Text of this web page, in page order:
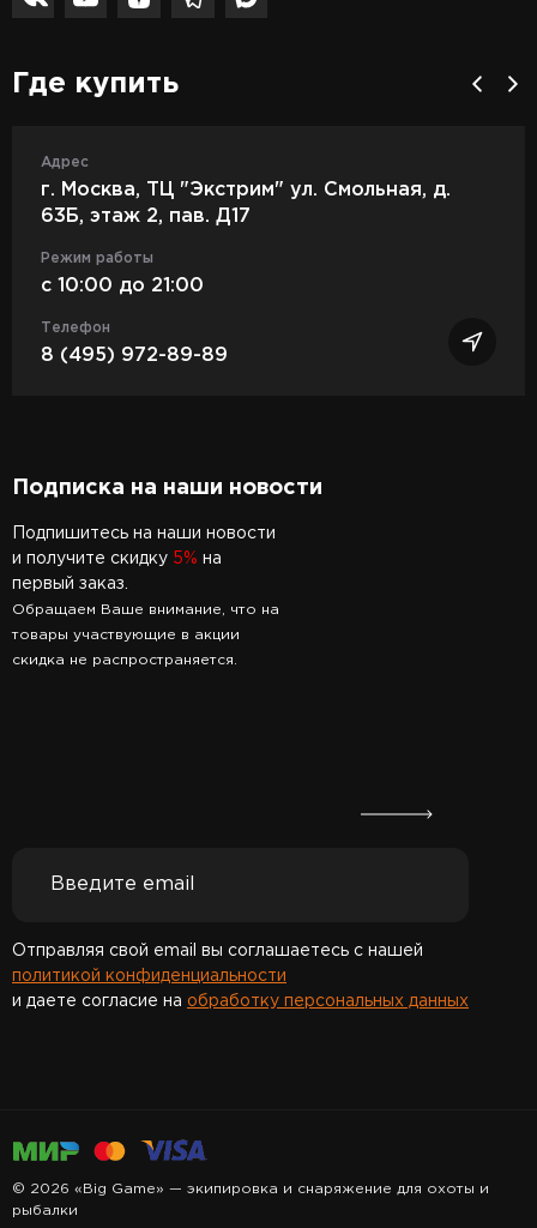
Где купить
Адрес
г. Москва, ТЦ "Экстрим" ул. Смольная, д.
63Б, этаж 2, пав. Д17
Режим работы
c 10:00 до 21:00
Телефон
8 (495) 972-89-89
Подписка на наши новости
Подпишитесь на наши новости
и получите скидку 5% на
первый заказ.
Обращаем Ваше внимание, что на
товары участвующие в акции
скидка не распространяется.
Отправляя свой email вы соглашаетесь с нашей
политикой конфиденциальности
и даете согласие на обработку персональных данных
© 2026 «Big Game» — экипировка и снаряжение для охоты и
рыбалки